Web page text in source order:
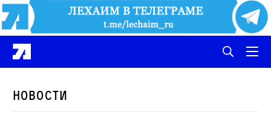
Новости